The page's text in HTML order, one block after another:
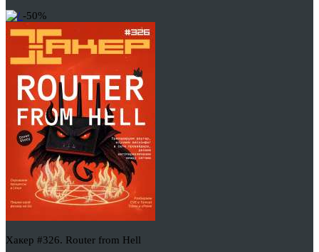
-50%
Хакер #326. Router from Hell